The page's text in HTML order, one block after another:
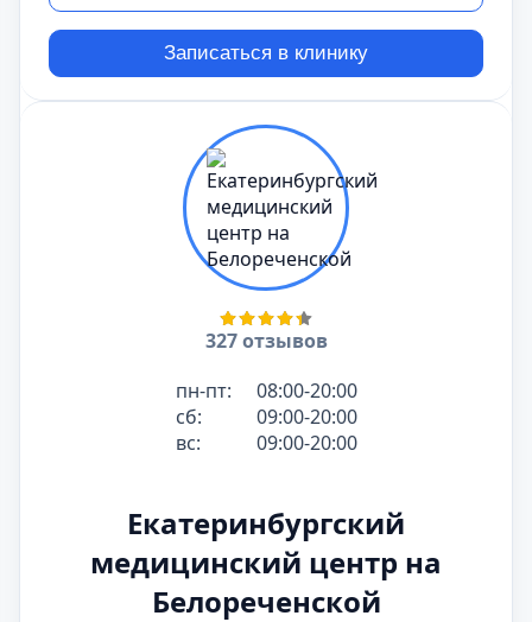
Записаться в клинику
327 отзывов
пн-пт:
08:00-20:00
сб:
09:00-20:00
вс:
09:00-20:00
Екатеринбургский
медицинский центр на
Белореченской